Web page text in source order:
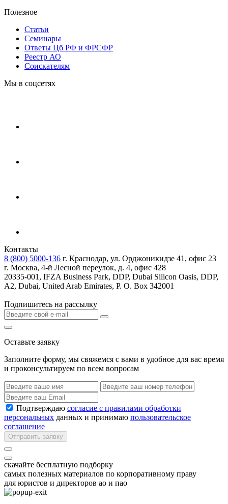
Полезное
Статьи
Cеминары
Ответы Цб РФ и ФРСФР
Реестр АО
Соискателям
Мы в соцсетях
Контакты
8 (800) 5000-136 г. Краснодар, ул. Орджоникидзе 41, офис 23
г. Москва, 4-й Лесной переулок, д. 4, офис 428
20335-001, IFZA Business Park, DDP, Dubai Silicon Oasis, DDP,
A2, Dubai, United Arab Emirates, P. O. Box 342001
Подпишитесь на рассылку
Оставьте заявку
Заполните форму, мы свяжемся с вами в удобное для вас время
и проконсультируем по всем вопросам
Подтверждаю согласие с правилами обработки
персональных данных и принимаю пользовательское
соглашение
Отправить заявку
скачайте бесплатную подборку
самых полезных материалов по корпоративному праву
для юристов и директоров ао и пао